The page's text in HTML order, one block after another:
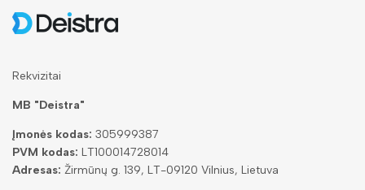
Rekvizitai
MB "Deistra"
Įmonės kodas: 305999387
PVM kodas: LT100014728014
Adresas: Žirmūnų g. 139, LT-09120 Vilnius, Lietuva